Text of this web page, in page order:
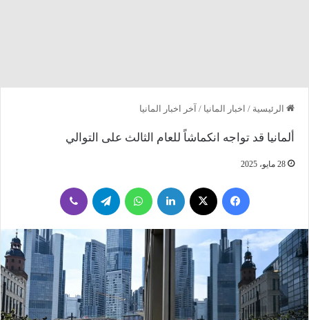
الرئيسية / اخبار المانيا / آخر اخبار المانيا
ألمانيا قد تواجه انكماشاً للعام الثالث على التوالي
28 مايو، 2025
فيسبوك لينكدإن واتساب تيلقرام